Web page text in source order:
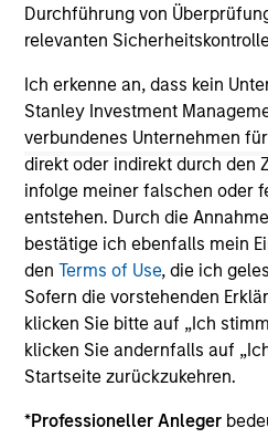
Durchführung von
relevanten
Ich erkenne an, dass kein
Stanley Investment
verbundenes Unternehmen
direkt oder indirekt durch den
infolge meiner falschen oder
entstehen. Durch die
bestätige ich ebenfalls mein
denTerms of Use, die ich
Sofern die vorstehenden
klicken Sie bitte auf „Ich
klicken Sie andernfalls auf
Startseite zurückzukehren.
*Professioneller Anleger
The information on this page
purposes only. The
offering of advisory services
solicitation of an offer to buy
jurisdiction in which such
purchase or sale would be
securities, insurance or other
All investing involves risks,
Please refer to the strategy
information on the strategy,
considerations.